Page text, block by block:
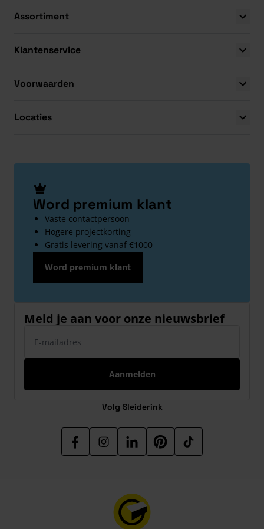
Assortiment
Klantenservice
Voorwaarden
Locaties
Word premium klant
Vaste contactpersoon
Hogere projectkorting
Gratis levering vanaf €1000
Word premium klant
Meld je aan voor onze nieuwsbrief
Aanmelden
Volg Sleiderink